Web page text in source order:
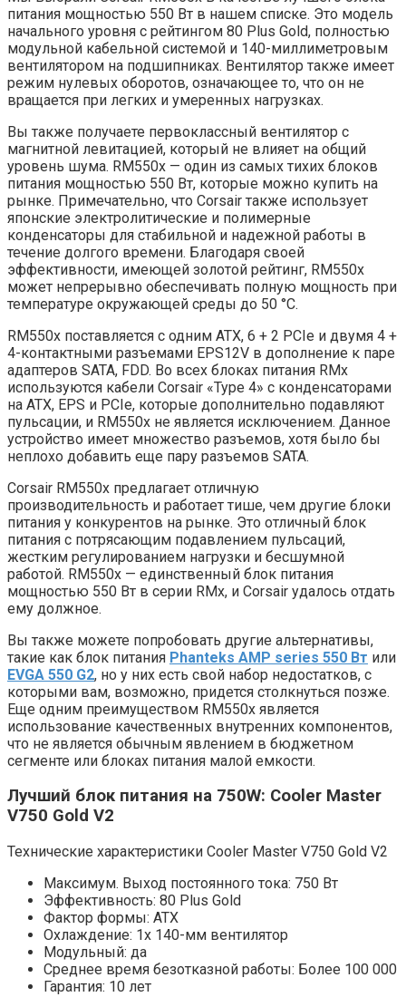
питания мощностью 550 Вт в нашем списке. Это модель
начального уровня с рейтингом 80 Plus Gold, полностью
модульной кабельной системой и 140-миллиметровым
вентилятором на подшипниках. Вентилятор также имеет
режим нулевых оборотов, означающее то, что он не
вращается при легких и умеренных нагрузках.
Вы также получаете первоклассный вентилятор с
магнитной левитацией, который не влияет на общий
уровень шума. RM550x — один из самых тихих блоков
питания мощностью 550 Вт, которые можно купить на
рынке. Примечательно, что Corsair также использует
японские электролитические и полимерные
конденсаторы для стабильной и надежной работы в
течение долгого времени. Благодаря своей
эффективности, имеющей золотой рейтинг, RM550x
может непрерывно обеспечивать полную мощность при
температуре окружающей среды до 50 °C.
RM550x поставляется с одним ATX, 6 + 2 PCIe и двумя 4 +
4-контактными разъемами EPS12V в дополнение к паре
адаптеров SATA, FDD. Во всех блоках питания RMx
используются кабели Corsair «Type 4» с конденсаторами
на ATX, EPS и PCIe, которые дополнительно подавляют
пульсации, и RM550x не является исключением. Данное
устройство имеет множество разъемов, хотя было бы
неплохо добавить еще пару разъемов SATA.
Corsair RM550x предлагает отличную
производительность и работает тише, чем другие блоки
питания у конкурентов на рынке. Это отличный блок
питания с потрясающим подавлением пульсаций,
жестким регулированием нагрузки и бесшумной
работой. RM550x — единственный блок питания
мощностью 550 Вт в серии RMx, и Corsair удалось отдать
ему должное.
Вы также можете попробовать другие альтернативы,
такие как блок питания Phanteks AMP series 550 Вт или
EVGA 550 G2, но у них есть свой набор недостатков, с
которыми вам, возможно, придется столкнуться позже.
Еще одним преимуществом RM550x является
использование качественных внутренних компонентов,
что не является обычным явлением в бюджетном
сегменте или блоках питания малой емкости.
Лучший блок питания на 750W: Cooler Master
V750 Gold V2
Технические характеристики Cooler Master V750 Gold V2
Максимум. Выход постоянного тока: 750 Вт
Эффективность: 80 Plus Gold
Фактор формы: ATX
Охлаждение: 1x 140-мм вентилятор
Модульный: да
Среднее время безотказной работы: Более 100 000
Гарантия: 10 лет